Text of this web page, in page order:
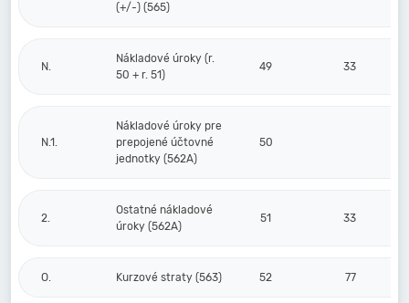
(+/-) (565)
N.
Nákladové úroky (r.
50 + r. 51)
49 33
N.1.
Nákladové úroky pre
prepojené účtovné
jednotky (562A)
50
2.
Ostatné nákladové
úroky (562A)
51 33
O. Kurzové straty (563) 52 77